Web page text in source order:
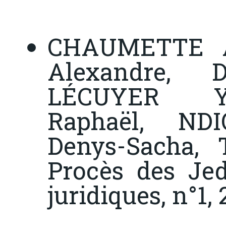
CHAUMETTE
Alexandre,
LÉCUYER
Raphaël,
Denys-
Procès des
juridiques, n°1,